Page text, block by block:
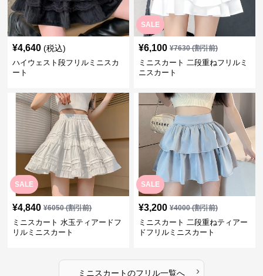
¥4,640 (税込)
ハイウェスト段フリルミニスカ
ート
SALE
¥6,100 ¥7630(割引前)
ミニスカート 二段重ねフリルミ
ニスカート
SALE
¥4,840 ¥6050(割引前)
ミニスカート 水玉ティアードフ
リルミニスカート
SALE
¥3,200 ¥4000(割引前)
ミニスカート 二段重ねティアー
ドフリルミニスカート
ミニスカートのフリル一覧へ ›